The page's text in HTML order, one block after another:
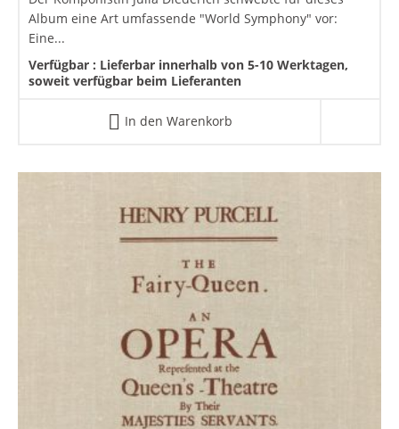
Album eine Art umfassende "World Symphony" vor:
Eine...
Verfügbar : Lieferbar innerhalb von 5-10 Werktagen,
soweit verfügbar beim Lieferanten
In den Warenkorb